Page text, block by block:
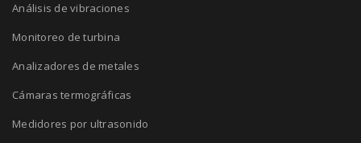
Análisis de vibraciones
Monitoreo de turbina
Analizadores de metales
Cámaras termográficas
Medidores por ultrasonido